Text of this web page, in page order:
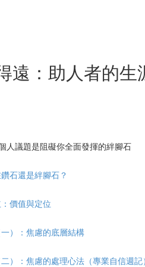
遠：助人者的生
人議題是阻礙你全面發揮的絆腳石
石還是絆腳石？
價值與定位
）：焦慮的底層結構
）：焦慮的處理心法（專業自信週記）